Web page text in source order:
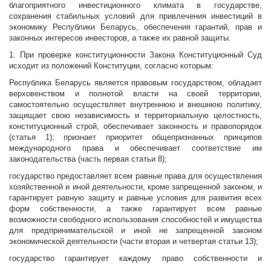
благоприятного инвестиционного климата в государстве,
сохранения стабильных условий для привлечения инвестиций в
экономику Республики Беларусь, обеспечения гарантий, прав и
законных интересов инвесторов, а также их равной защиты.
1. При проверке конституционности Закона Конституционный Суд
исходит из положений Конституции, согласно которым:
Республика Беларусь является правовым государством, обладает
верховенством и полнотой власти на своей территории,
самостоятельно осуществляет внутреннюю и внешнюю политику,
защищает свою независимость и территориальную целостность,
конституционный строй, обеспечивает законность и правопорядок
(статья 1); признает приоритет общепризнанных принципов
международного права и обеспечивает соответствие им
законодательства (часть первая статьи 8);
государство предоставляет всем равные права для осуществления
хозяйственной и иной деятельности, кроме запрещенной законом, и
гарантирует равную защиту и равные условия для развития всех
форм собственности, а также гарантирует всем равные
возможности свободного использования способностей и имущества
для предпринимательской и иной не запрещенной законом
экономической деятельности (части вторая и четвертая статьи 13);
государство гарантирует каждому право собственности и